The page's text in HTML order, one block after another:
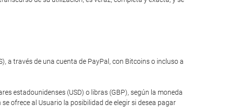
a través de una cuenta de PayPal, con Bitcoins o incluso a
estadounidenses (USD) o libras (GBP), según la moneda
ofrece al Usuario la posibilidad de elegir si desea pagar